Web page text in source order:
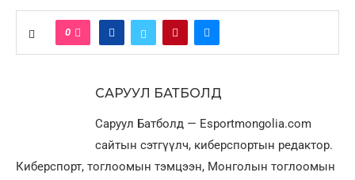
0
САРУУЛ БАТБОЛД
Саруул Батболд — Esportmongolia.com
сайтын сэтгүүлч, киберспортын редактор.
Киберспорт, тоглоомын тэмцээн, Монголын тоглоомын